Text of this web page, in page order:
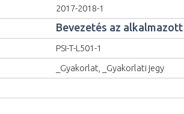
2017-2018-1
Bevezetés az
PSI-T-L501-1
_Gyakorlat, _Gyakorlati jegy